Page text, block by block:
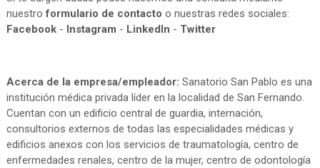
nuestroformulario de contacto o nuestras redes sociales:
Facebook- Instagram - LinkedIn - Twitter
Acerca de la empresa/empleador: Sanatorio San Pablo es una
institución médica privada líder en la localidad de San Fernando.
Cuentan con un edificio central de guardia, internación,
consultorios externos de todas las especialidades médicas y
edificios anexos con los servicios de traumatología, centro de
enfermedades renales, centro de la mujer, centro de odontología